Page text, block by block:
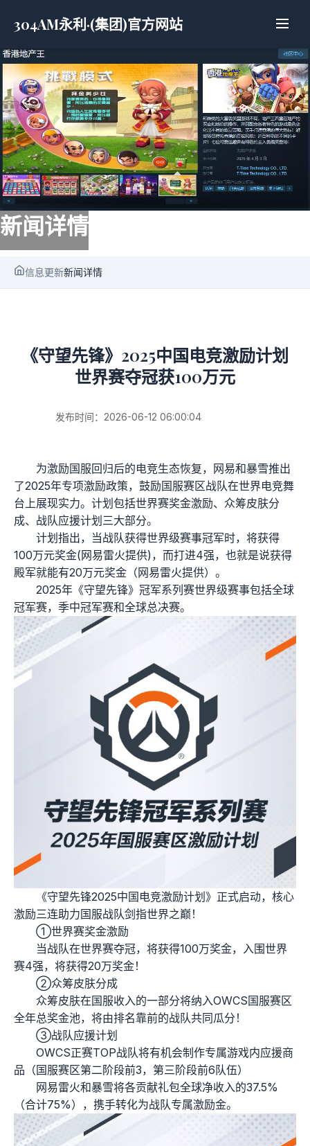
304AM永利·(集团)官方网站
新闻详情
信息更新新闻详情
《守望先锋》2025中国电竞激励计划
世界赛夺冠获100万元
发布时间：2026-06-12 06:00:04
为激励国服回归后的电竞生态恢复，网易和暴雪推出
了2025年专项激励政策，鼓励国服赛区战队在世界电竞舞
台上展现实力。计划包括世界赛奖金激励、众筹皮肤分
成、战队应援计划三大部分。
计划指出，当战队获得世界级赛事冠军时，将获得
100万元奖金(网易雷火提供)，而打进4强，也就是说获得
殿军就能有20万元奖金（网易雷火提供）。
2025年《守望先锋》冠军系列赛世界级赛事包括全球
冠军赛，季中冠军赛和全球总决赛。
《守望先锋2025中国电竞激励计划》正式启动，核心
激励三连助力国服战队剑指世界之巅！
①世界赛奖金激励
当战队在世界赛夺冠，将获得100万奖金，入围世界
赛4强，将获得20万奖金！
②众筹皮肤分成
众筹皮肤在国服收入的一部分将纳入OWCS国服赛区
全年总奖金池，将由排名靠前的战队共同瓜分！
③战队应援计划
OWCS正赛TOP战队将有机会制作专属游戏内应援商
品（国服赛区第二阶段前3，第三阶段前6队伍）
网易雷火和暴雪将各贡献礼包全球净收入的37.5%
（合计75%），携手转化为战队专属激励金。